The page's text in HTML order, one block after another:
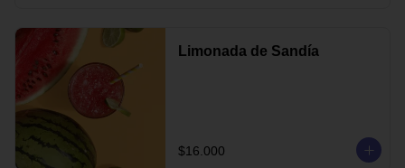
Limonada de Sandía
$16.000